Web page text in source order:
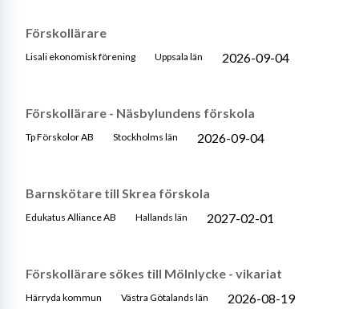
Förskollärare
Lisali ekonomisk förening Uppsala län 2026-09-04
Förskollärare - Näsbylundens förskola
Tp Förskolor AB Stockholms län 2026-09-04
Barnskötare till Skrea förskola
Edukatus Alliance AB Hallands län 2027-02-01
Förskollärare sökes till Mölnlycke - vikariat
Härryda kommun Västra Götalands län 2026-08-19